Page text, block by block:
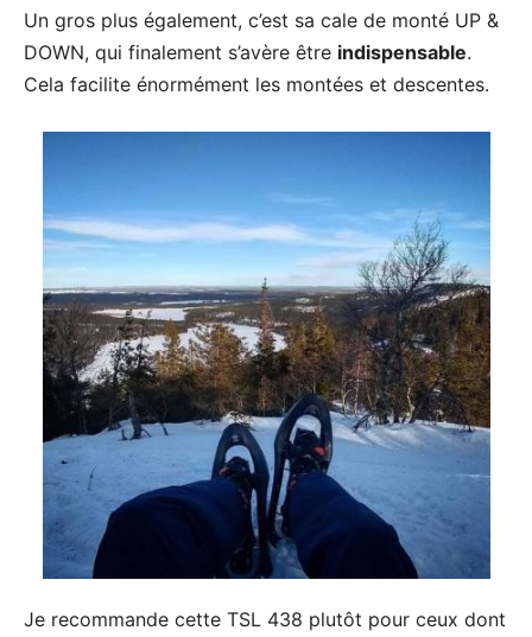
Un gros plus également, c’est sa cale de monté UP &
DOWN, qui finalement s’avère être indispensable.
Cela facilite énormément les montées et descentes.
Je recommande cette TSL 438 plutôt pour ceux dont